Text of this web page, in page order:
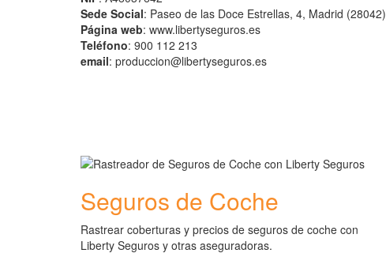
Sede Social: Paseo de las Doce Estrellas, 4, Madrid (28042)
Página web: www.libertyseguros.es
Teléfono: 900 112 213
email: produccion@libertyseguros.es
Seguros de Coche
Rastrear coberturas y precios de seguros de coche con
Liberty Seguros y otras aseguradoras.